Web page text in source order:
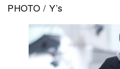
PHOTO / Y’s